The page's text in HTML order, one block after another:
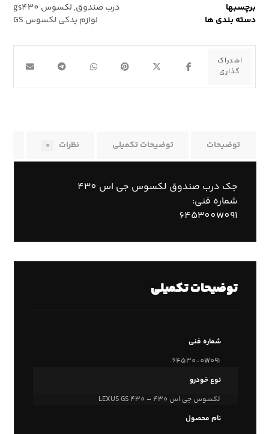
برچسبها درب صندوق, لکسوس gs430
دسته بندی ها
لوازم یدکی لکسوس GS
توضیحات توضیحات تکمیلی نظرات 0
جک درب صندوق لکسوس جی اس 430
شماره فنی:
645300W091
توضیحات تکمیلی
شماره فنی
64530-0W091
نوع خودرو
لکسوس جی اس 430 – LEXUS GS 430
نام محصول